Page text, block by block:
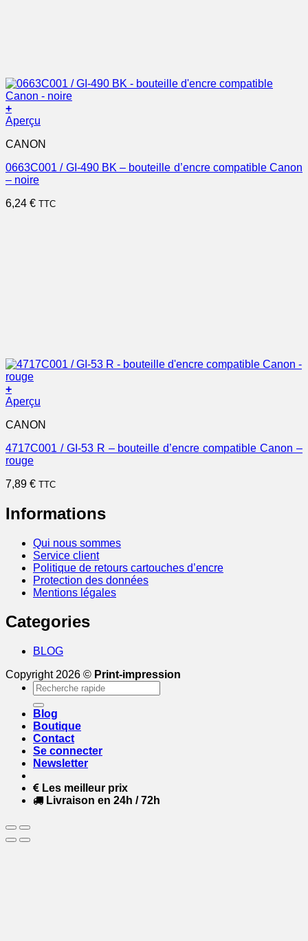
+
Aperçu
CANON
0663C001 / GI-490 BK – bouteille d’encre compatible Canon
– noire
6,24 € TTC
+
Aperçu
CANON
4717C001 / GI-53 R – bouteille d’encre compatible Canon –
rouge
7,89 € TTC
Informations
Qui nous sommes
Service client
Politique de retours cartouches d’encre
Protection des données
Mentions légales
Categories
BLOG
Copyright 2026 © Print-impression
Recherche
pour :
Blog
Boutique
Contact
Se connecter
Newsletter
Les meilleur prix
Livraison en 24h / 72h